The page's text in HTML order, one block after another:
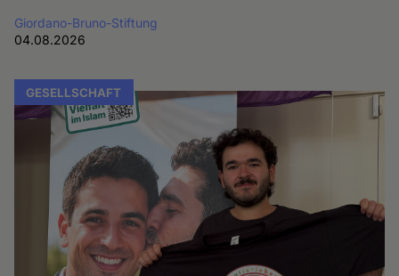
Giordano-Bruno-Stiftung
04.08.2026
GESELLSCHAFT